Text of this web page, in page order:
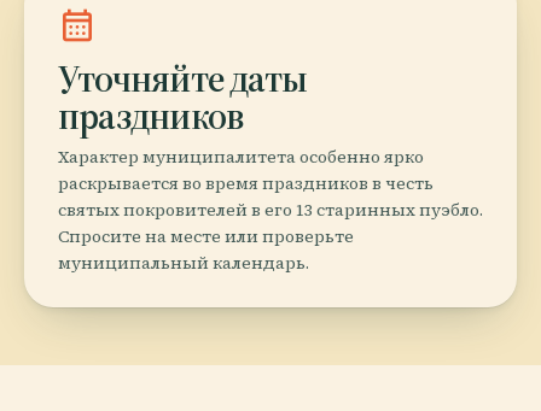
calendar_month
Уточняйте даты
праздников
Характер муниципалитета особенно ярко
раскрывается во время праздников в честь
святых покровителей в его 13 старинных пуэбло.
Спросите на месте или проверьте
муниципальный календарь.